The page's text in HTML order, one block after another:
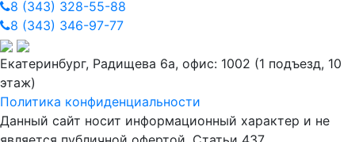
8 (343) 328-55-88
8 (343) 346-97-77
Екатеринбург, Радищева 6а, офис: 1002 (1 подъезд, 10
этаж)
Политика конфиденциальности
Данный сайт носит информационный характер и не